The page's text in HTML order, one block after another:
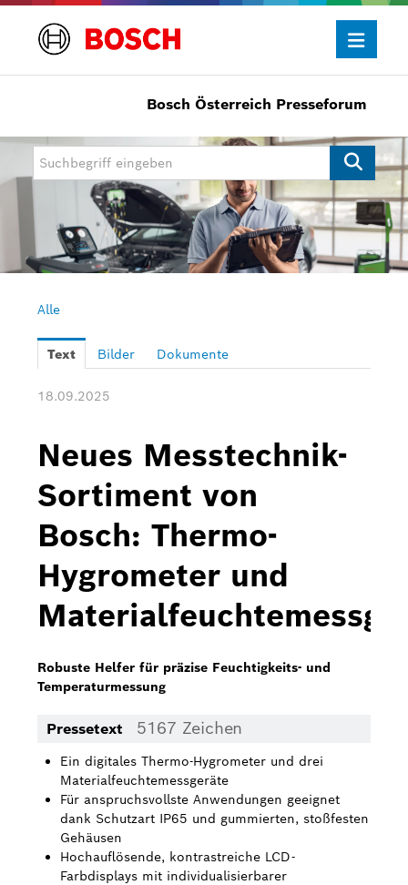
Presseinformationen
Allgemein/Wirtschaft
Bosch Innovationspreis
eBike Systems
Mobility
Power Tools
Buderus
Pressemappen
Hausgeräte
Downloads
Pressemappen
Videos
Über uns
Bosch in Österreich
Karriere bei Bosch in Österreich
Bosch Weltweit
Bosch Österreich Presseforum
Alle
Text Bilder Dokumente
18.09.2025
Neues Messtechnik-
Sortiment von
Bosch: Thermo-
Hygrometer und
Robuste Helfer für präzise Feuchtigkeits- und
Temperaturmessung
Pressetext 5167 Zeichen
Ein digitales Thermo-Hygrometer und drei
Materialfeuchtemessgeräte
Für anspruchsvollste Anwendungen geeignet
dank Schutzart IP65 und gummierten, stoßfesten
Gehäusen
Hochauflösende, kontrastreiche LCD-
Farbdisplays mit individualisierbarer